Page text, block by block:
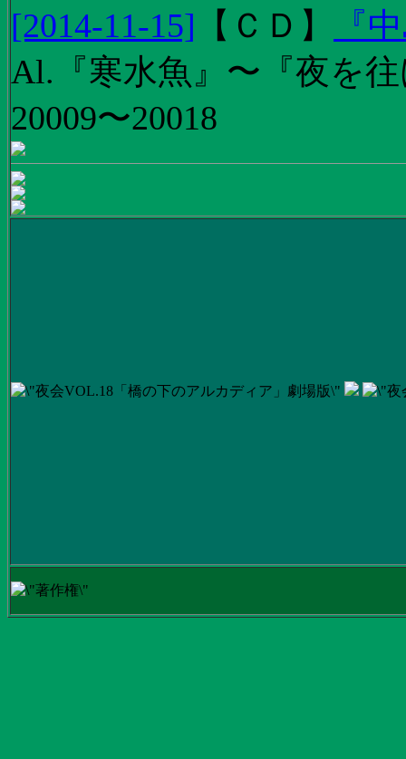
[2014-11-15] 【 ＣＤ 】
『
Al.『寒水魚』〜『夜を
20009〜20018